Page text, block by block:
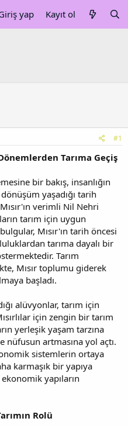
yap Kayıt ol
#1
Tarıma Geçiş
bir bakış, insanlığın
yaşadığı tarih
verimli Nil Nehri
tarım için uygun
Mısır'ın tarih öncesi
tarıma dayalı bir
Tarım
Mısır toplumu giderek
başladı.
alüvyonlar, tarım için
için zengin bir tarım
yerleşik yaşam tarzına
nüfusun artmasına yol açtı.
sistemlerin ortaya
karmaşık bir yapıya
yapıların
Rolü